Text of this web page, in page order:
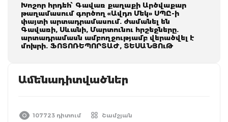
Խոշոր հրդեհ՝ Գավառ քաղաքի Արծվաքար
թաղամասում գործող «Ավդո Մեկ» ՍՊԸ-ի
փայտի արտադրամասում. ժամանել են
Գավառի, Սևանի, Մարտունու հրշեջները.
արտադրամասն ամբողջությամբ վերածվել է
մոխրի. ՖՈՏՈՌԵՊՈՐՏԱԺ, ՏԵՍԱՆՅՈւԹ
Ամենադիտվածներ
107723 դիտում Շամշյան